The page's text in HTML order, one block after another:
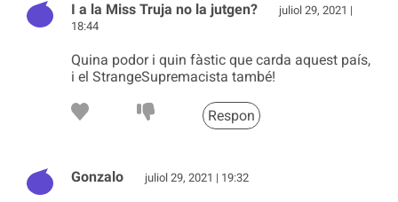
I a la Miss Truja no la jutgen?
juliol 29, 2021 |
18:44
Quina podor i quin fàstic que carda aquest país,
i el StrangeSupremacista també!
Respon
Gonzalo juliol 29, 2021 | 19:32